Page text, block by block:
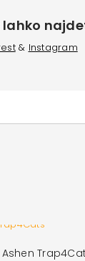
lahko
& Instagram
Ashen